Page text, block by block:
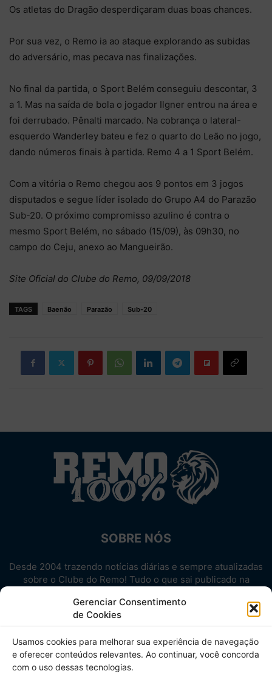
Gerenciar Consentimento
de Cookies
Usamos cookies para melhorar sua experiência de navegação
e oferecer conteúdos relevantes. Ao continuar, você concorda
com o uso dessas tecnologias.
Os atletas do Dragão desperdiçaram duas boas chances.
Por sua vez, o Remo ia ao ataque explorando as subidas
do adversário, mas pecava nas finalizações.
No final da partida, o Sport Belém conseguiu descontar, 3
a 1. Mas na saída de bola o jogador Ilgner entrou na área e
foi derrubado. Pênalti marcado. Na cobrança o lateral-
esquerdo Wanderley bateu e fez o quarto do Leão no jogo,
dando números finais à partida. Remo 4 a 1 Sport Belém.
Com a vitória o Remo chegou aos 9 pontos em 3 jogos
disputados e segue líder isolado do Grupo A4 do Parazão
Sub-20. O próximo compromisso azulino é contra o
mesmo Sport Belém, no sábado (15/09), às 09h30, no
campo do Ceju, anexo ao Mangueirão.
Site Oficial do Clube do Remo, 09/09/2018
TAGS Baenão Parazão Sub-20
SOBRE NÓS
Desde 2004 trazendo notícias diárias e sempre atualizadas
sobre o Clube do Remo! Tudo o que sai publicado na
Aproveite! Site não-oficial.
SIGA-NOS